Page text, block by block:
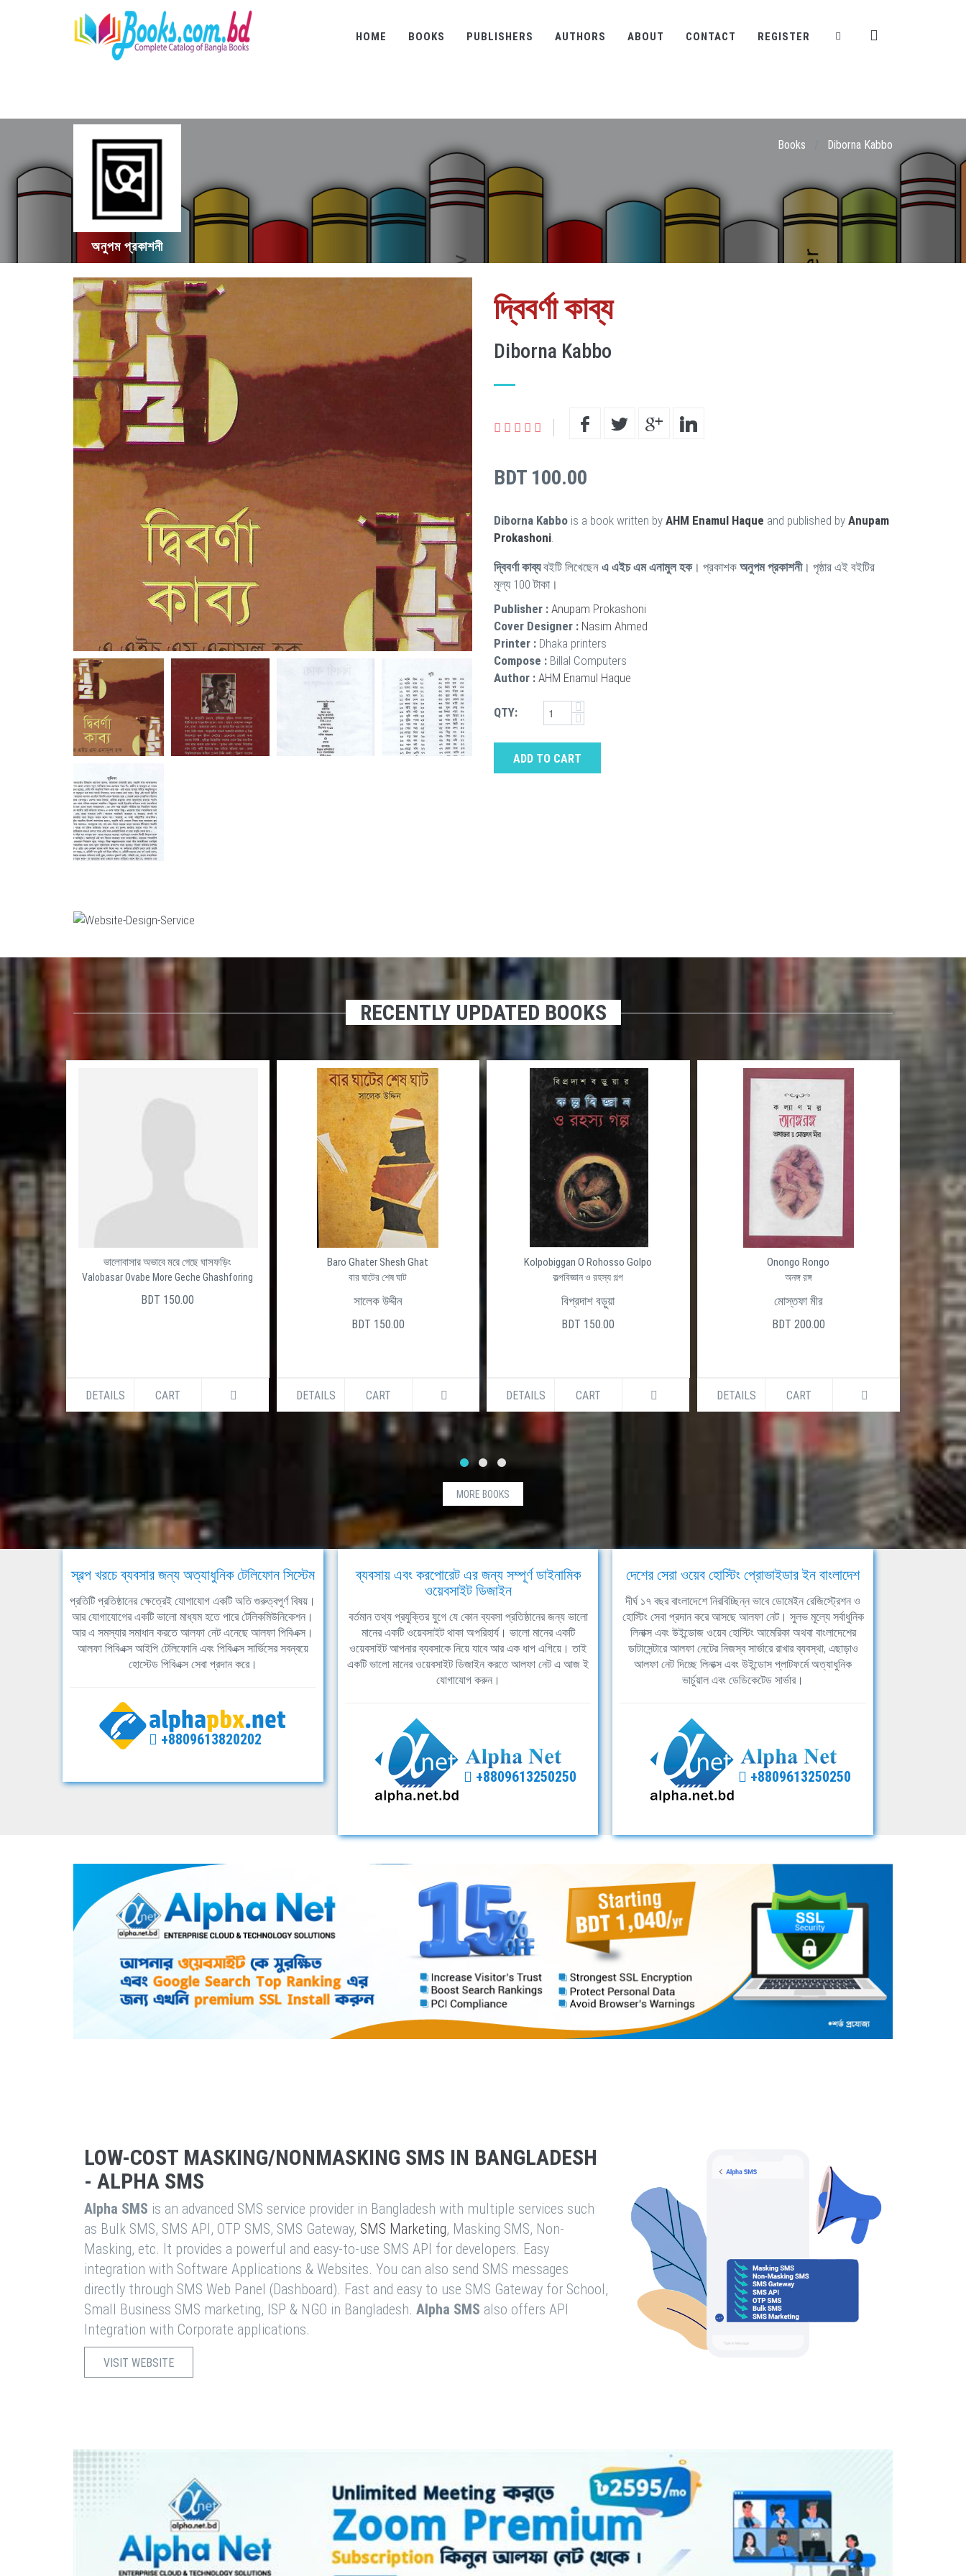
HOME BOOKS PUBLISHERS AUTHORS ABOUT CONTACT REGISTER
অনুপম প্রকাশনী
Books Diborna Kabbo
দ্বিবর্ণা কাব্য
Diborna Kabbo
BDT 100.00
Diborna Kabbo is a book written by AHM Enamul Haque and published by Anupam
Prokashoni.
দ্বিবর্ণা কাব্যবইটি লিখেছেন এ এইচ এম এনামুল হক। প্রকাশক অনুপম প্রকাশনী। পৃষ্ঠার এই বইটির
মূল্য 100 টাকা।
Publisher : Anupam Prokashoni
Cover Designer : Nasim Ahmed
Printer : Dhaka printers
Compose : Billal Computers
Author : AHM Enamul Haque
QTY:
ADD TO CART
RECENTLY UPDATED BOOKS
ভালোবাসার অভাবে মরে গেছে ঘাসফড়িং
Valobasar Ovabe More Geche Ghashforing
BDT 150.00
DETAILS CART
Baro Ghater Shesh Ghat
বার ঘাটের শেষ ঘাট
সালেক উদ্দীন
BDT 150.00
DETAILS CART
Kolpobiggan O Rohosso Golpo
কল্পবিজ্ঞান ও রহস্য গল্প
বিপ্রদাশ বড়ুয়া
BDT 150.00
DETAILS CART
Onongo Rongo
অনঙ্গ রঙ্গ
মোস্তফা মীর
BDT 200.00
DETAILS CART DETAILS
MORE BOOKS
স্বল্প খরচে ব্যবসার জন্য অত্যাধুনিক টেলিফোন সিস্টেম
প্রতিটি প্রতিষ্ঠানের ক্ষেত্রেই যোগাযোগ একটি অতি গুরুত্বপূর্ণ বিষয়।
আর যোগাযোগের একটি ভালো মাধ্যম হতে পারে টেলিকমিউনিকেশন।
আর এ সমস্যার সমাধান করতে আলফা নেট এনেছে আলফা পিবিএক্স।
আলফা পিবিএক্স আইপি টেলিফোনি এবং পিবিএক্স সার্ভিসের সবন্বয়ে
হোস্টেড পিবিএক্স সেবা প্রদান করে।
+8809613820202
ব্যবসায় এবং করপোরেট এর জন্য সম্পূর্ণ ডাইনামিক
ওয়েবসাইট ডিজাইন
বর্তমান তথ্য প্রযুক্তির যুগে যে কোন ব্যবসা প্রতিষ্ঠানের জন্য ভালো
মানের একটি ওয়েবসাইট থাকা অপরিহার্য। ভালো মানের একটি
ওয়েবসাইট আপনার ব্যবসাকে নিয়ে যাবে আর এক ধাপ এগিয়ে। তাই
একটি ভালো মানের ওয়েবসাইট ডিজাইন করতে আলফা নেট এ আজ ই
যোগাযোগ করুন।
+8809613250250
দেশের সেরা ওয়েব হোস্টিং প্রোভাইডার ইন বাংলাদেশ
দীর্ঘ ১৭ বছর বাংলাদেশে নিরবিচ্ছিন্ন ভাবে ডোমেইন রেজিস্ট্রেশন ও
হোস্টিং সেবা প্রদান করে আসছে আলফা নেট। সুলভ মূল্যে সর্বাধুনিক
লিনাক্স এবং উইন্ডোজ ওয়েব হোস্টিং আমেরিকা অথবা বাংলাদেশের
ডাটাসেন্টারে আলফা নেটের নিজস্ব সার্ভারে রাখার ব্যবস্থা, এছাড়াও
আলফা নেট দিচ্ছে লিনাক্স এবং উইন্ডোস প্লাটফর্মে অত্যাধুনিক
ভার্চুয়াল এবং ডেডিকেটেড সার্ভার।
+8809613250250
LOW-COST MASKING/NONMASKING SMS IN BANGLADESH
- ALPHA SMS
Alpha SMS is an advanced SMS service provider in Bangladesh with multiple services such
as Bulk SMS, SMS API, OTP SMS, SMS Gateway, SMS Marketing, Masking SMS, Non-
Masking, etc. It provides a powerful and easy-to-use SMS API for developers. Easy
integration with Software Applications & Websites. You can also send SMS messages
directly through SMS Web Panel (Dashboard). Fast and easy to use SMS Gateway for School,
Small Business SMS marketing, ISP & NGO in Bangladesh. Alpha SMS also offers API
Integration with Corporate applications.
VISIT WEBSITE